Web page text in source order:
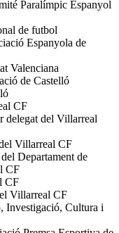
Paralímpic Espanyol
de futbol
Espanyola de
Valenciana
de Castelló
CF
delegat del Villarreal
Villarreal CF
Departament de
CF
CF
Villarreal CF
Investigació, Cultura i